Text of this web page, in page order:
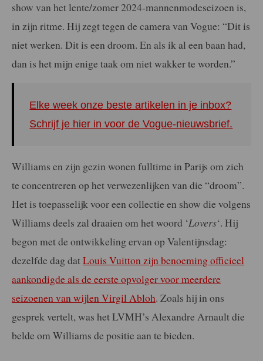
show van het lente/zomer 2024-mannenmodeseizoen is,
in zijn ritme. Hij zegt tegen de camera van Vogue: “Dit is
niet werken. Dit is een droom. En als ik al een baan had,
dan is het mijn enige taak om niet wakker te worden.”
Elke week onze beste artikelen in je inbox?
Schrijf je hier in voor de Vogue-nieuwsbrief.
Williams en zijn gezin wonen fulltime in Parijs om zich
te concentreren op het verwezenlijken van die “droom”.
Het is toepasselijk voor een collectie en show die volgens
Williams deels zal draaien om het woord ‘Lovers‘. Hij
begon met de ontwikkeling ervan op Valentijnsdag:
dezelfde dag datLouis Vuitton zijn benoeming officieel
aankondigde als de eerste opvolger voor meerdere
seizoenen van wijlen Virgil Abloh. Zoals hij in ons
gesprek vertelt, was het LVMH’s Alexandre Arnault die
belde om Williams de positie aan te bieden.